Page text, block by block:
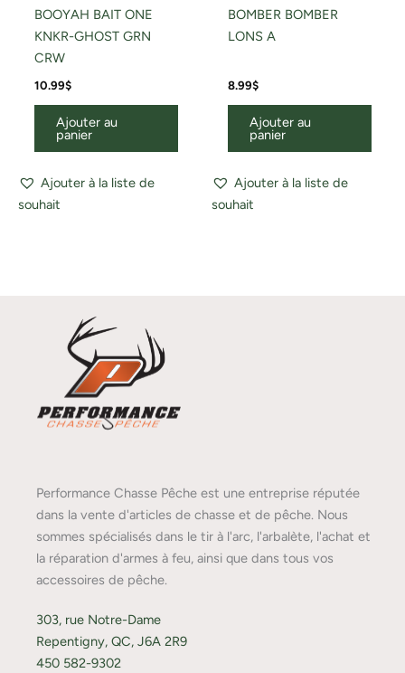
BOOYAH BAIT ONE
KNKR-GHOST GRN
CRW
10.99$
Ajouter au
panier
Ajouter à la liste de
souhait
BOMBER BOMBER
LONS A
8.99$
Ajouter au
panier
Ajouter à la liste de
souhait
Performance Chasse Pêche est une entreprise réputée
dans la vente d'articles de chasse et de pêche. Nous
sommes spécialisés dans le tir à l'arc, l'arbalète, l'achat et
la réparation d'armes à feu, ainsi que dans tous vos
accessoires de pêche.
303, rue Notre-Dame
Repentigny, QC, J6A 2R9
450 582-9302